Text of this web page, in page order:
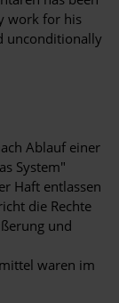
work for his
unconditionally
Ablauf einer
System"
Haft entlassen
die Rechte
und
waren im